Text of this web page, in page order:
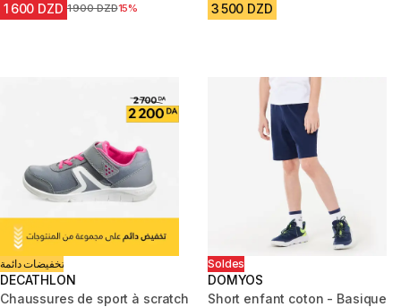
1 600 DZD Prix avant la réduction
1 900 DZD15% 3 500 DZD
تخفيضات دائمة
DECATHLON
Chaussures de sport à scratch
Soldes
DOMYOS
Short enfant coton - Basique